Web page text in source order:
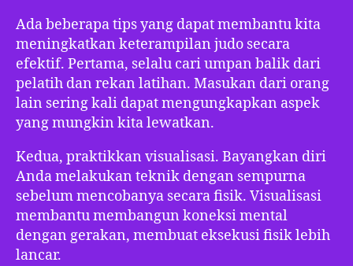
Ada beberapa tips yang dapat membantu kita
meningkatkan keterampilan judo secara
efektif. Pertama, selalu cari umpan balik dari
pelatih dan rekan latihan. Masukan dari orang
lain sering kali dapat mengungkapkan aspek
yang mungkin kita lewatkan.
Kedua, praktikkan visualisasi. Bayangkan diri
Anda melakukan teknik dengan sempurna
sebelum mencobanya secara fisik. Visualisasi
membantu membangun koneksi mental
dengan gerakan, membuat eksekusi fisik lebih
lancar.